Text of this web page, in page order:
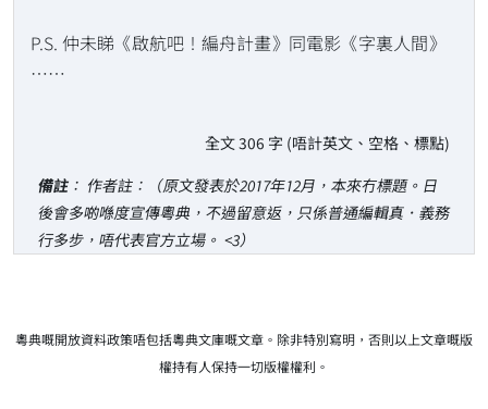
P.S. 仲未睇《啟航吧！編舟計畫》同電影《字裏人間》
……
全文 306 字 (唔計英文、空格、標點)
備註 ： 作者註：（原文發表於2017年12月，本來冇標題。日
後會多啲喺度宣傳粵典，不過留意返，只係普通編輯真．義務
行多步，唔代表官方立場。 <3）
粵典嘅開放資料政策唔包括粵典文庫嘅文章。除非特別寫明，否則以上文章嘅版
權持有人保持一切版權權利。